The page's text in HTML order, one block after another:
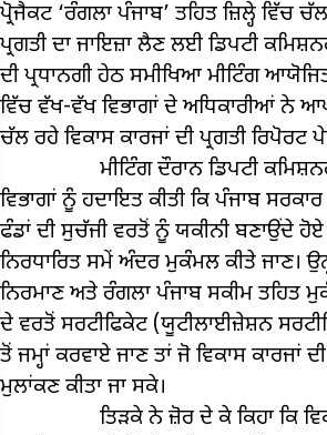
ਪ੍ਰੋਜੈਕਟ ‘ਰੰਗਲਾ ਪੰਜਾਬ’ ਤਹਿਤ ਜ਼ਿਲ੍ਹੇ ਵਿੱਚ
ਪ੍ਰਗਤੀ ਦਾ ਜਾਇਜ਼ਾ ਲੈਣ ਲਈ ਡਿਪਟੀ
ਦੀ ਪ੍ਰਧਾਨਗੀ ਹੇਠ ਸਮੀਖਿਆ ਮੀਟਿੰਗ
ਵਿੱਚ ਵੱਖ-ਵੱਖ ਵਿਭਾਗਾਂ ਦੇ ਅਧਿਕਾਰੀਆਂ ਨੇ
ਚੱਲ ਰਹੇ ਵਿਕਾਸ ਕਾਰਜਾਂ ਦੀ ਪ੍ਰਗਤੀ ਰਿਪੋਰਟ
ਮੀਟਿੰਗ ਦੌਰਾਨ ਡਿਪਟੀ ਕਮਿਸ਼ਨਰ
ਵਿਭਾਗਾਂ ਨੂੰ ਹਦਾਇਤ ਕੀਤੀ ਕਿ ਪੰਜਾਬ
ਫੰਡਾਂ ਦੀ ਸੁਚੱਜੀ ਵਰਤੋਂ ਨੂੰ ਯਕੀਨੀ ਬਣਾਉਂਦੇ ਹੋਏ
ਨਿਰਧਾਰਿਤ ਸਮੇਂ ਅੰਦਰ ਮੁਕੰਮਲ ਕੀਤੇ ਜਾਣ।
ਨਿਰਮਾਣ ਅਤੇ ਰੰਗਲਾ ਪੰਜਾਬ ਸਕੀਮ ਤਹਿਤ
ਦੇ ਵਰਤੋਂ ਸਰਟੀਫਿਕੇਟ (ਯੂਟੀਲਾਈਜ਼ੇਸ਼ਨ
ਤੋਂ ਜਮ੍ਹਾਂ ਕਰਵਾਏ ਜਾਣ ਤਾਂ ਜੋ ਵਿਕਾਸ ਕਾਰਜਾਂ
ਮੁਲਾਂਕਣ ਕੀਤਾ ਜਾ ਸਕੇ।
ਤਿੜਕੇ ਨੇ ਜ਼ੋਰ ਦੇ ਕੇ ਕਿਹਾ ਕਿ